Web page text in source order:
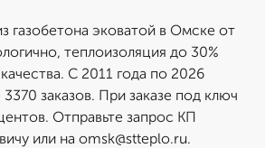
газобетона эковатой в Омске от
теплоизоляция до 30%
С 2011 года по 2026
заказов. При заказе под ключ
Отправьте запрос КП
или на omsk@stteplo.ru.